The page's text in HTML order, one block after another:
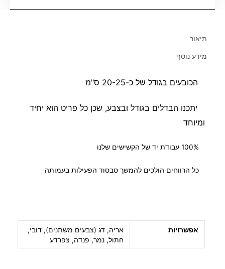
תיאור
מידע נוסף
הכובעים בגודל של כ-20-25 ס"מ
יתכנו הבדלים בגודל ובצבע, שכן כל פריט הוא יחיד
ומיוחד
כל הרווחים הולכים להמשך סבסוד הפעילות בעמותה
אפשרויות
אריה, דג (צבעים משתנים), דובי,
חתול, נמר, פנדה, צפרדע